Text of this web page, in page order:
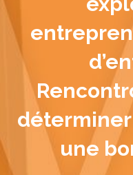
déterminer
une